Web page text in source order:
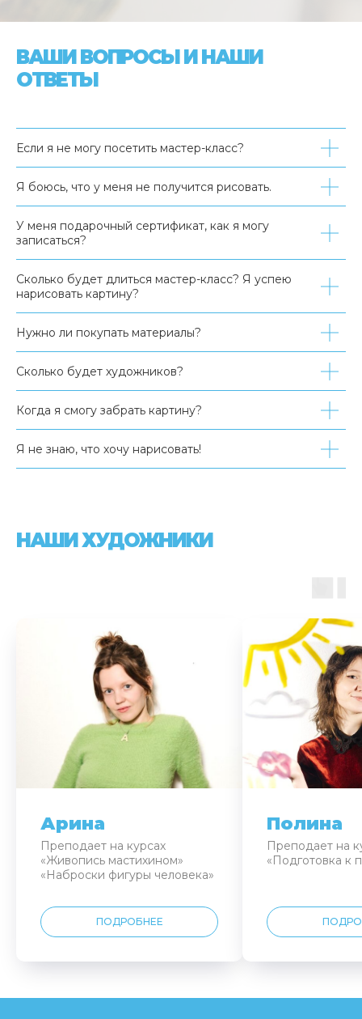
ВАШИ ВОПРОСЫ И НАШИ
ОТВЕТЫ
Если я не могу посетить мастер-класс?
Я боюсь, что у меня не получится рисовать.
У меня подарочный сертификат, как я могу
записаться?
Сколько будет длиться мастер-класс? Я успею
нарисовать картину?
Нужно ли покупать материалы?
Сколько будет художников?
Когда я смогу забрать картину?
Я не знаю, что хочу нарисовать!
НАШИ ХУДОЖНИКИ
Арина
Преподает на курсах
«Живопись мастихином»
«Наброски фигуры человека»
ПОДРОБНЕЕ
Полина
Преподает на
«Подготовка к